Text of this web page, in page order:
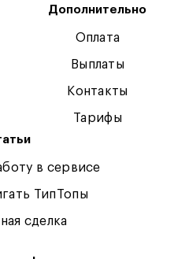
Дополнительно
Оплата
Выплаты
Контакты
Тарифы
в сервисе
ТипТопы
сделка